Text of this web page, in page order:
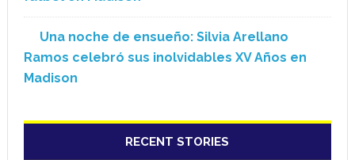
Una noche de ensueño: Silvia Arellano
Ramos celebró sus inolvidables XV Años en
Madison
RECENT STORIES